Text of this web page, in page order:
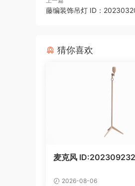
藤编装饰吊灯 ID：
猜你喜欢
麦克风
2026-08-06